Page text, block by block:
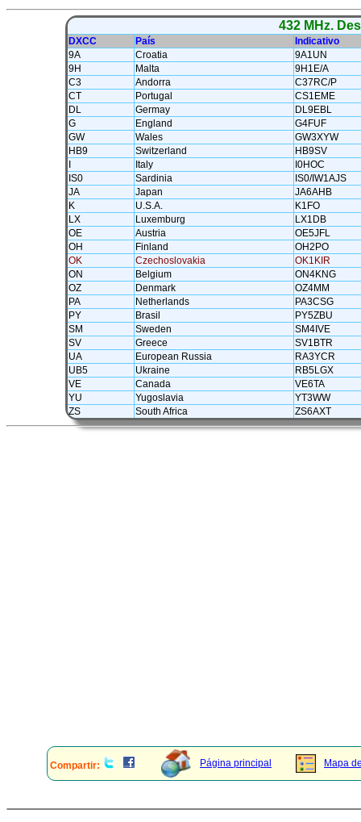
432 MHz.
DXCC País
Indicativo
9A
Croatia
9A1UN
9H
Malta
9H1E/A
C3
Andorra
C37RC/P
CT
Portugal
CS1EME
DL
Germay
DL9EBL
G
England
G4FUF
GW
Wales
GW3XYW
HB9
Switzerland
HB9SV
Italy
I0HOC
IS0
Sardinia
IS0/IW1AJS
JA
Japan
JA6AHB
K
U.S.A.
K1FO
LX
Luxemburg
LX1DB
OE
Austria
OE5JFL
OH
Finland
OH2PO
OK
Czechoslovakia
OK1KIR
ON
Belgium
ON4KNG
OZ
Denmark
OZ4MM
PA
Netherlands
PA3CSG
PY
Brasil
PY5ZBU
SM
Sweden
SM4IVE
SV
Greece
SV1BTR
UA
European Russia
RA3YCR
UB5
Ukraine
RB5LGX
VE
Canada
VE6TA
YU
Yugoslavia
YT3WW
ZS
South Africa ZS6AXT
Compartir: Página principal Mapa